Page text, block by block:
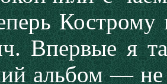
Впервые я
альбом — не